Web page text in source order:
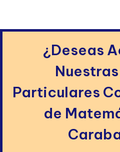
¿Deseas
Particulares
de